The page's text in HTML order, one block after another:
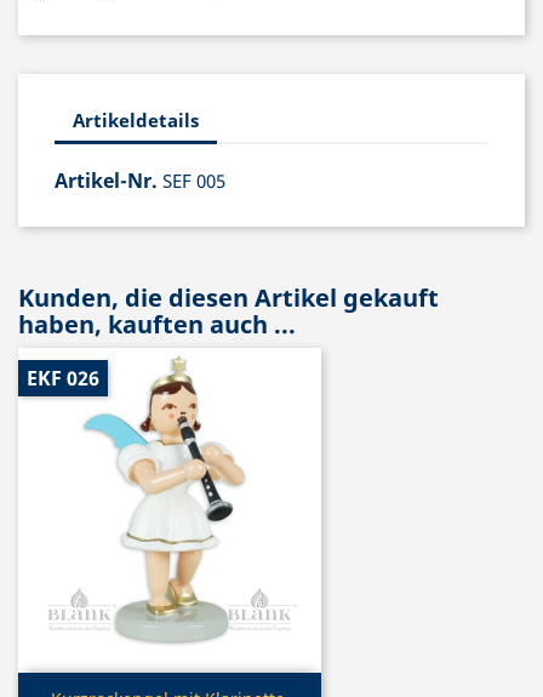
Artikeldetails
Artikel-Nr. SEF 005
Kunden, die diesen Artikel gekauft
haben, kauften auch ...
EKF 026